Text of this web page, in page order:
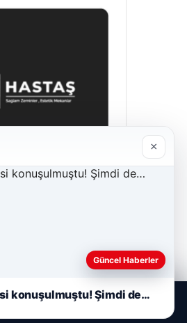
×
Güncel Haberler
konuşulmuştu! Şimdi de…